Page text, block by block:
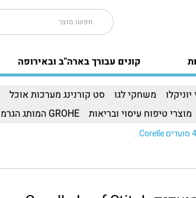
קונים עבורך בארה"ב ובאירופה
משחקי לגו סט קורנינג מערכות אוכל
מוצרי טיפוח עיסוי ובריאות GROHE המותג הגרמני המוביל